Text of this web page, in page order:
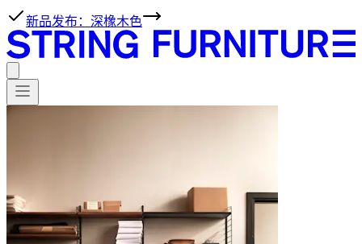
新品发布：深橡木色